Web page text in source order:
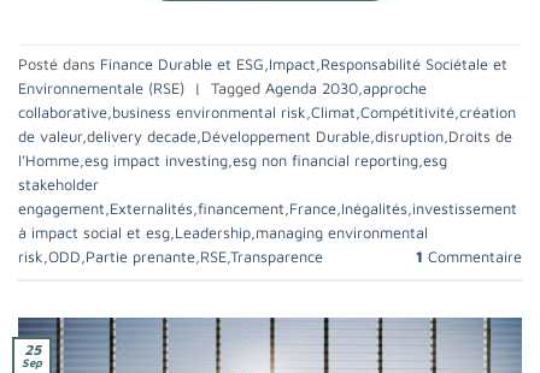
Posté dans Finance Durable et ESG Impact Responsabilité Sociétale et
Environnementale (RSE)
| Tagged Agenda 2030 approche
collaborative business environmental risk Climat Compétitivité création
de valeur, delivery decade Développement Durable disruption Droits de
l’Homme esg impact investing esg non financial reporting esg
stakeholder
engagement Externalités financement France Inégalités investissement
à impact social et esg Leadership managing environmental
risk ODD Partie prenante RSE Transparence 1 Commentaire
25
Sep